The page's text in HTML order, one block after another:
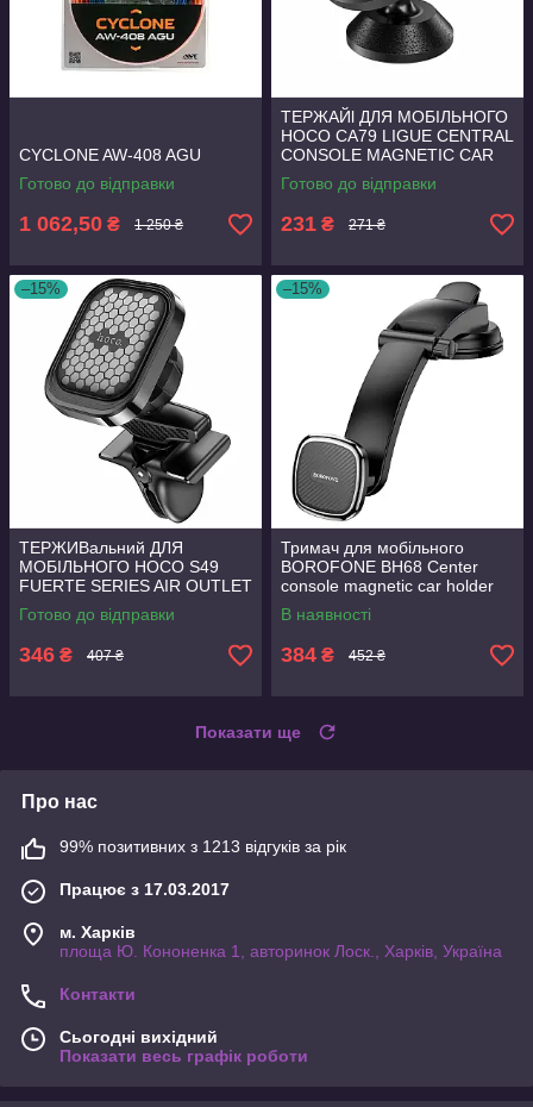
CYCLONE AW-408 AGU
Готово до відправки
1 062,50 ₴ 1 250 ₴
ТЕРЖАЙl ДЛЯ МОБІЛЬНОГО
HOCO CA79 LIGUE CENTRAL
CONSOLE MAGNETIC CAR
HOLDER BLACK
Готово до відправки
231 ₴ 271 ₴
–15%
ТЕРЖИВальний ДЛЯ
МОБІЛЬНОГО HOCO S49
FUERTE SERIES AIR OUTLET
MAGNETIC CAR HOLDER
BLACK
Готово до відправки
346 ₴ 407 ₴
–15%
Тримач для мобільного
BOROFONE BH68 Center
console magnetic car holder
Black Metal Grey
В наявності
384 ₴ 452 ₴
Показати ще
Про нас
99% позитивних з 1213 відгуків за рік
Працює з 17.03.2017
м. Харків
площа Ю. Кононенка 1, авторинок Лоск., Харків, Україна
Контакти
Сьогодні вихідний
Показати весь графік роботи